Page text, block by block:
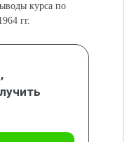
курса по
гг.